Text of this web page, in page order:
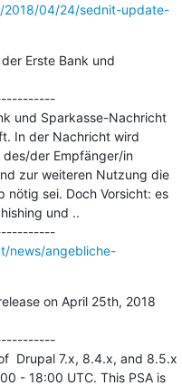
2018/04/24/sednit-update-
Erste Bank und
und Sparkasse-Nachricht
In der Nachricht wird
der Empfänger/in
zur weiteren Nutzung die
nötig sei. Doch Vorsicht: es
und ..
---------------------------------------------
news/angebliche-
on April 25th, 2018
Drupal 7.x, 8.4.x, and 8.5.x
- 18:00 UTC. This PSA is